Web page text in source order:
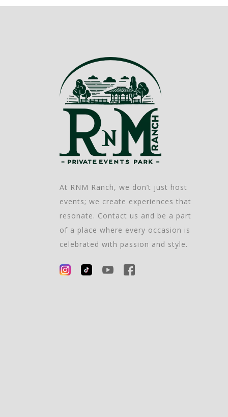
At RNM Ranch, we don’t just host
events; we create experiences that
resonate. Contact us and be a part
of a place where every occasion is
celebrated with passion and style.